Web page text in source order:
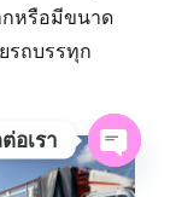
หรือมีขนาด
รถบรรทุก
อเรา
OPEN